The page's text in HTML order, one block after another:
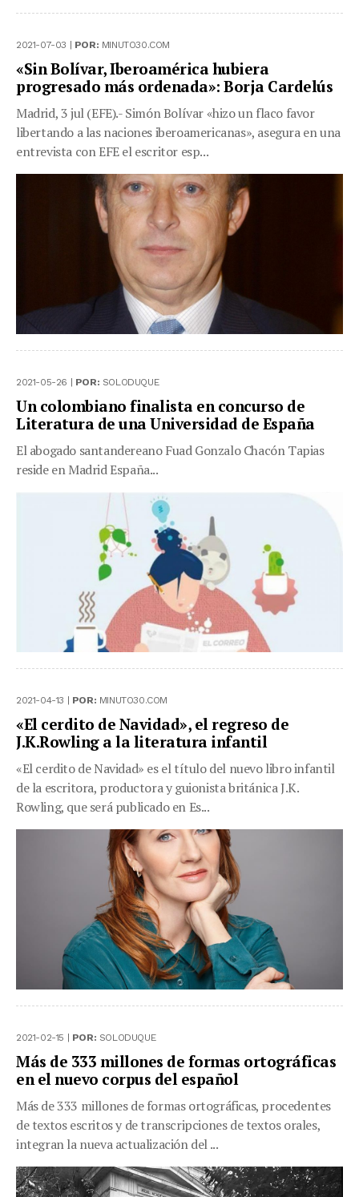
2021-07-03 | POR: MINUTO30.COM
«Sin Bolívar, Iberoamérica hubiera
progresado más ordenada»: Borja Cardelús
Madrid, 3 jul (EFE).- Simón Bolívar «hizo un flaco favor
libertando a las naciones iberoamericanas», asegura en una
entrevista con EFE el escritor esp...
2021-05-26 | POR: SOLODUQUE
Un colombiano finalista en concurso de
Literatura de una Universidad de España
El abogado santandereano Fuad Gonzalo Chacón Tapias
reside en Madrid España...
2021-04-13 | POR: MINUTO30.COM
«El cerdito de Navidad», el regreso de
J.K.Rowling a la literatura infantil
«El cerdito de Navidad» es el título del nuevo libro infantil
de la escritora, productora y guionista británica J.K.
Rowling, que será publicado en Es...
2021-02-15 | POR: SOLODUQUE
Más de 333 millones de formas ortográficas
en el nuevo corpus del español
Más de 333 millones de formas ortográficas, procedentes
de textos escritos y de transcripciones de textos orales,
integran la nueva actualización del ...